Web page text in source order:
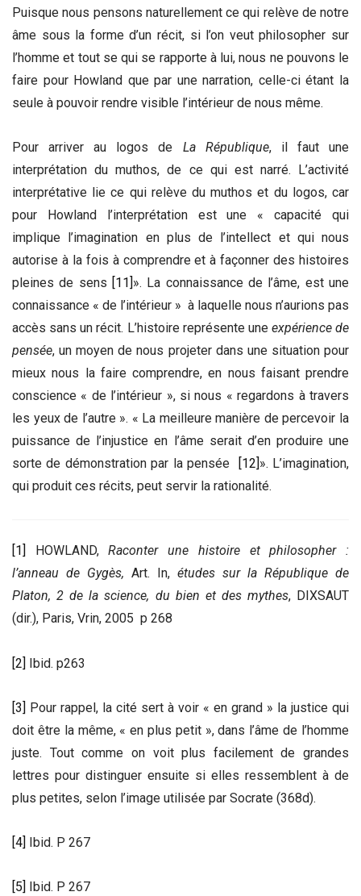
Puisque nous pensons naturellement ce qui relève de notre
âme sous la forme d’un récit, si l’on veut philosopher sur
l’homme et tout se qui se rapporte à lui, nous ne pouvons le
faire pour Howland que par une narration, celle-ci étant la
seule à pouvoir rendre visible l’intérieur de nous même.
Pour arriver au logos de La République, il faut une
interprétation du muthos, de ce qui est narré. L’activité
interprétative lie ce qui relève du muthos et du logos, car
pour Howland l’interprétation est une « capacité qui
implique l’imagination en plus de l’intellect et qui nous
autorise à la fois à comprendre et à façonner des histoires
pleines de sens
[11] ». La connaissance de l’âme, est une
connaissance « de l’intérieur » à laquelle nous n’aurions pas
accès sans un récit. L’histoire représente une expérience de
pensée, un moyen de nous projeter dans une situation pour
mieux nous la faire comprendre, en nous faisant prendre
conscience « de l’intérieur », si nous « regardons à travers
les yeux de l’autre ». « La meilleure manière de percevoir la
puissance de l’injustice en l’âme serait d’en produire une
sorte de démonstration par la pensée
[12] ». L’imagination,
qui produit ces récits, peut servir la rationalité.
[1] HOWLAND,Raconter une histoire et philosopher :
l’anneau de Gygès, Art. In, études sur la République de
Platon, 2 de la science, du bien et des mythes, DIXSAUT
(dir.), Paris, Vrin, 2005 p 268
[2] Ibid. p263
[3] Pour rappel, la cité sert à voir « en grand » la justice qui
doit être la même, « en plus petit », dans l’âme de l’homme
juste. Tout comme on voit plus facilement de grandes
lettres pour distinguer ensuite si elles ressemblent à de
plus petites, selon l’image utilisée par Socrate (368d).
[4] Ibid. P 267
[5] Ibid. P 267